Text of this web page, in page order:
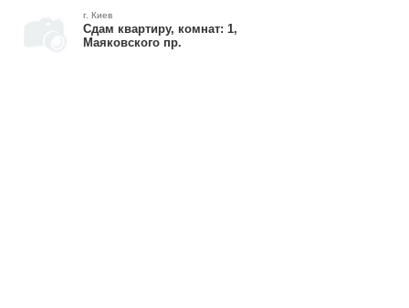
г. Киев
Сдам квартиру, комнат: 1,
Маяковского пр.